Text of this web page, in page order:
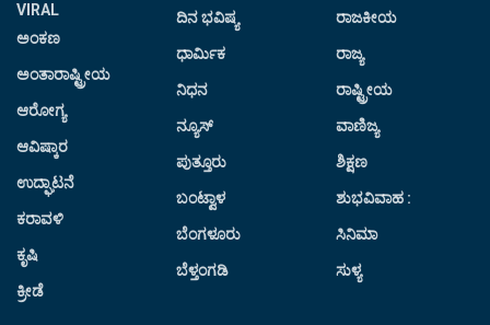
VIRAL
ಅಂಕಣ
ಅಂತಾರಾಷ್ಟ್ರೀಯ
ಆರೋಗ್ಯ
ಆವಿಷ್ಕಾರ
ಉದ್ಘಾಟನೆ
ಕರಾವಳಿ
ಕೃಷಿ
ಕ್ರೀಡೆ
ದಿನ ಭವಿಷ್ಯ
ಧಾರ್ಮಿಕ
ನಿಧನ
ನ್ಯೂಸ್
ಪುತ್ತೂರು
ಬಂಟ್ವಾಳ
ಬೆಂಗಳೂರು
ಬೆಳ್ತಂಗಡಿ
ರಾಜಕೀಯ
ರಾಜ್ಯ
ರಾಷ್ಟ್ರೀಯ
ವಾಣಿಜ್ಯ
ಶಿಕ್ಷಣ
ಶುಭವಿವಾಹ :
ಸಿನಿಮಾ
ಸುಳ್ಯ